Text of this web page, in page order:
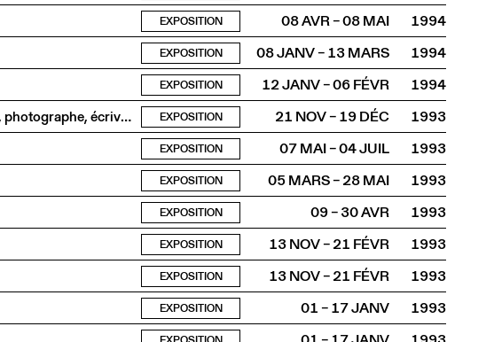
EXPOSITION 08 AVR – 08 MAI
1994
EXPOSITION 08 JANV – 13 MARS
1994
EXPOSITION 12 JANV – 06 FÉVR
1994
Pour les 90 ans d’Ella Maillart voyageuse, photographe, écrivain EXPOSITION 21 NOV – 19 DÉC
1993
EXPOSITION 07 MAI – 04 JUIL
1993
EXPOSITION 05 MARS – 28 MAI
1993
EXPOSITION 09 – 30 AVR
1993
EXPOSITION 13 NOV – 21 FÉVR
1993
EXPOSITION 13 NOV – 21 FÉVR
1993
EXPOSITION 01 – 17 JANV
1993